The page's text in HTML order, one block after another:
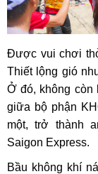
Được vui chơi
Thiết lộng gió
Ở đó, không còn
giữa bộ phận
một, trở thành
Saigon Express.
Bầu không khí